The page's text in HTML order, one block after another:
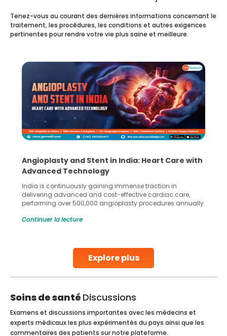
Explore plus
Tenez-vous au courant des dernières informations concernant le
traitement, les procédures, les conditions et autres exigences
pertinentes pour rendre votre vie plus saine et meilleure.
with
annually
and
5 Essential Steps for Effective Human
Collection and Processing Methods
Human sperm collection and processing are critical
in advanced reproductive techniques like In Vitro
Fertilization (IVF) and intrauterine insemination (IUI).
challenges and help couples achieve their dream of
collected, they process the
Continue Reading
Continuer la lecture
Soins de santé Discussions
Examens et discussions importantes avec les médecins et
experts médicaux les plus expérimentés du pays ainsi que les
commentaires des patients sur notre plateforme.